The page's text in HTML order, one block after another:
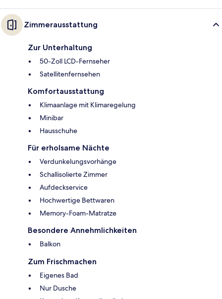
Zimmerausstattung
Zur Unterhaltung
50-Zoll LCD-Fernseher
Satellitenfernsehen
Komfortausstattung
Klimaanlage mit Klimaregelung
Minibar
Hausschuhe
Für erholsame Nächte
Verdunkelungsvorhänge
Schallisolierte Zimmer
Aufdeckservice
Hochwertige Bettwaren
Memory-Foam-Matratze
Besondere Annehmlichkeiten
Balkon
Zum Frischmachen
Eigenes Bad
Nur Dusche